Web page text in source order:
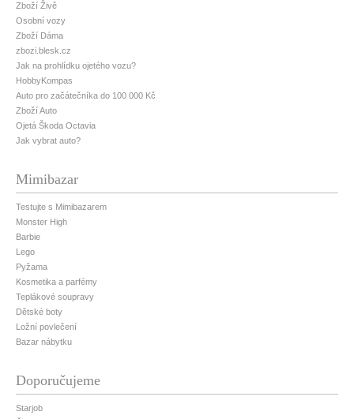
Zboží Živě
Osobní vozy
Zboží Dáma
zbozi.blesk.cz
Jak na prohlídku ojetého vozu?
HobbyKompas
Auto pro začátečníka do 100 000 Kč
Zboží Auto
Ojetá Škoda Octavia
Jak vybrat auto?
Mimibazar
Testujte s Mimibazarem
Monster High
Barbie
Lego
Pyžama
Kosmetika a parfémy
Teplákové soupravy
Dětské boty
Ložní povlečení
Bazar nábytku
Doporučujeme
Starjob